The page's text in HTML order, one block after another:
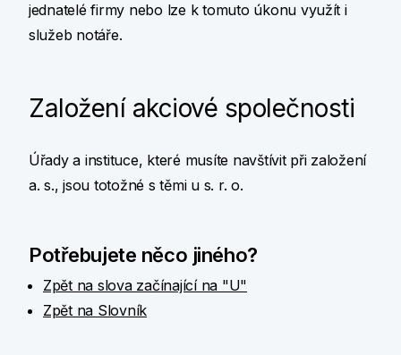
jednatelé firmy nebo lze k tomuto úkonu využít i
služeb notáře.
Založení akciové společnosti
Úřady a instituce, které musíte navštívit při založení
a. s., jsou totožné s těmi u s. r. o.
Potřebujete něco jiného?
Zpět na slova začínající na "U"
Zpět na Slovník